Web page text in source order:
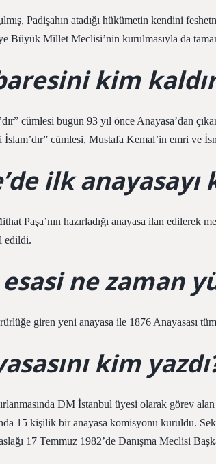
Padişahın atadığı hükümetin kendini
Büyük Millet Meclisi’nin kurulmasıyla da
kim
cümlesi bugün 93 yıl önce Anayasa’dan
cümlesi, Mustafa Kemal’in emri ve
ilk anayasayı
Paşa’nın hazırladığı anayasa ilan
edildi.
ne zaman
giren yeni anayasa ile 1876 Anayasası
kim
DM İstanbul üyesi olarak görev
15 kişilik bir anayasa komisyonu kuruldu.
17 Temmuz 1982’de Danışma Meclisi